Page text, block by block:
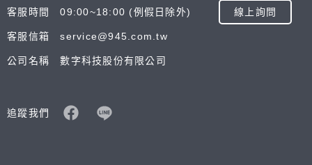
客服時間 09:00~18:00 (例假日除外) 線上詢問
客服信箱 service@945.com.tw
公司名稱 數字科技股份有限公司
追蹤我們